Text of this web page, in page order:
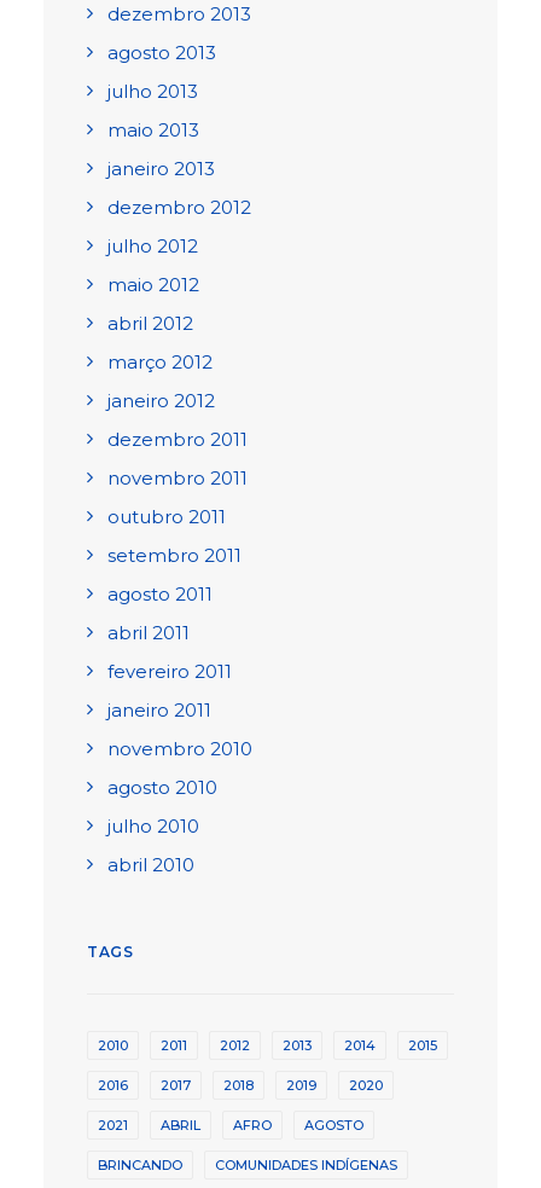
dezembro 2013
agosto 2013
julho 2013
maio 2013
janeiro 2013
dezembro 2012
julho 2012
maio 2012
abril 2012
março 2012
janeiro 2012
dezembro 2011
novembro 2011
outubro 2011
setembro 2011
agosto 2011
abril 2011
fevereiro 2011
janeiro 2011
novembro 2010
agosto 2010
julho 2010
abril 2010
TAGS
2010 2011 2012 2013 2014 2015
2016 2017 2018 2019 2020
2021 ABRIL AFRO AGOSTO
BRINCANDO COMUNIDADES INDÍGENAS